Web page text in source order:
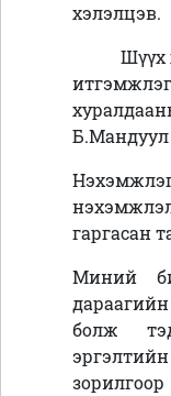
хэлэлцэв.
Шүүх
Б.Мандуул
гаргасан
Миний
болж